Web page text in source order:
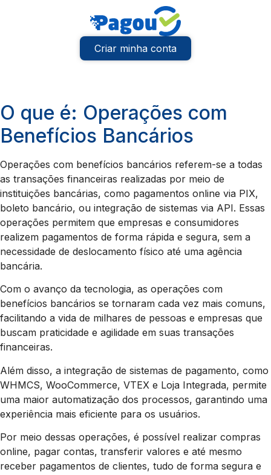
Criar minha conta
O que é: Operações com
Benefícios Bancários
Operações com benefícios bancários referem-se a todas
as transações financeiras realizadas por meio de
instituições bancárias, como pagamentos online via PIX,
boleto bancário, ou integração de sistemas via API. Essas
operações permitem que empresas e consumidores
realizem pagamentos de forma rápida e segura, sem a
necessidade de deslocamento físico até uma agência
bancária.
Com o avanço da tecnologia, as operações com
benefícios bancários se tornaram cada vez mais comuns,
facilitando a vida de milhares de pessoas e empresas que
buscam praticidade e agilidade em suas transações
financeiras.
Além disso, a integração de sistemas de pagamento, como
WHMCS, WooCommerce, VTEX e Loja Integrada, permite
uma maior automatização dos processos, garantindo uma
experiência mais eficiente para os usuários.
Por meio dessas operações, é possível realizar compras
online, pagar contas, transferir valores e até mesmo
receber pagamentos de clientes, tudo de forma segura e